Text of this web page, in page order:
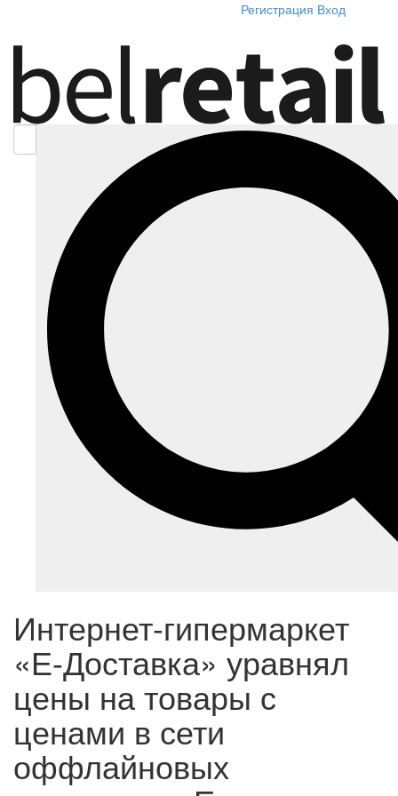
Регистрация Вход
Интернет-гипермаркет
«Е-Доставка» уравнял
цены на товары с
ценами в сети
оффлайновых